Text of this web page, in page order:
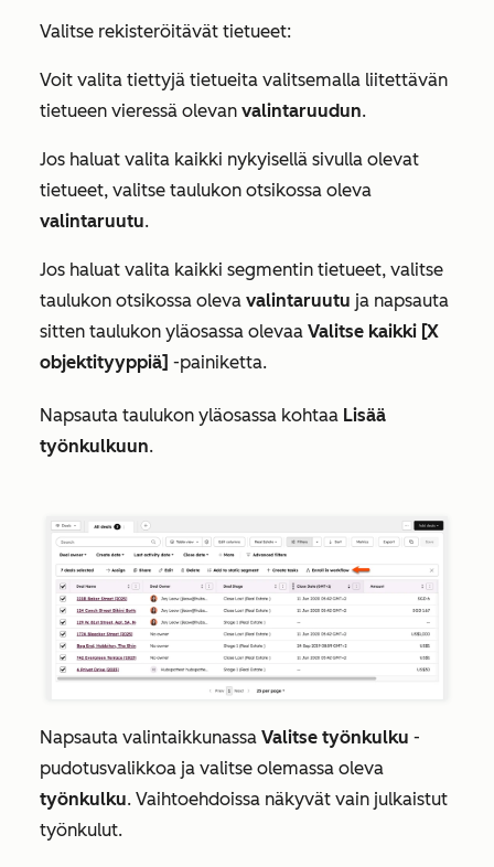
Valitse rekisteröitävät tietueet:
Voit valita tiettyjä tietueita valitsemalla liitettävän
tietueen vieressä olevan valintaruudun.
Jos haluat valita kaikki nykyisellä sivulla olevat
tietueet, valitse taulukon otsikossa oleva
valintaruutu.
Jos haluat valita kaikki segmentin tietueet, valitse
taulukon otsikossa oleva valintaruutu ja napsauta
sitten taulukon yläosassa olevaa Valitse kaikki [X
objektityyppiä] -painiketta.
Napsauta taulukon yläosassa kohtaa Lisää
työnkulkuun.
Napsauta valintaikkunassa Valitse työnkulku -
pudotusvalikkoa ja valitse olemassa oleva
työnkulku. Vaihtoehdoissa näkyvät vain julkaistut
työnkulut.